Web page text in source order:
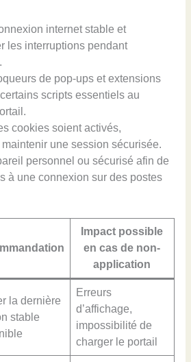
internet stable et
les interruptions pendant
de pop-ups et extensions
scripts essentiels au
cookies soient activés,
une session sécurisée.
personnel ou sécurisé afin de
à une connexion sur des postes
Impact possible
en cas de non-
application
la dernière
stable
Erreurs
d’affichage,
impossibilité de
charger le portail